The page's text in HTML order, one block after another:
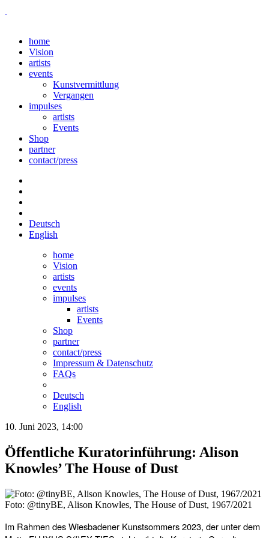
home
Vision
artists
events
Kunstvermittlung
Vergangen
impulses
artists
Events
Shop
partner
contact/press
Deutsch
English
home
Vision
artists
events
impulses
artists
Events
Shop
partner
contact/press
Impressum & Datenschutz
FAQs
Deutsch
English
10. Juni 2023, 14:00
Öffentliche Kuratorinführung: Alison
Knowles’ The House of Dust
Foto: @tinyBE, Alison Knowles, The House of Dust, 1967/2021
Im Rahmen des Wiesbadener Kunstsommers 2023, der unter dem